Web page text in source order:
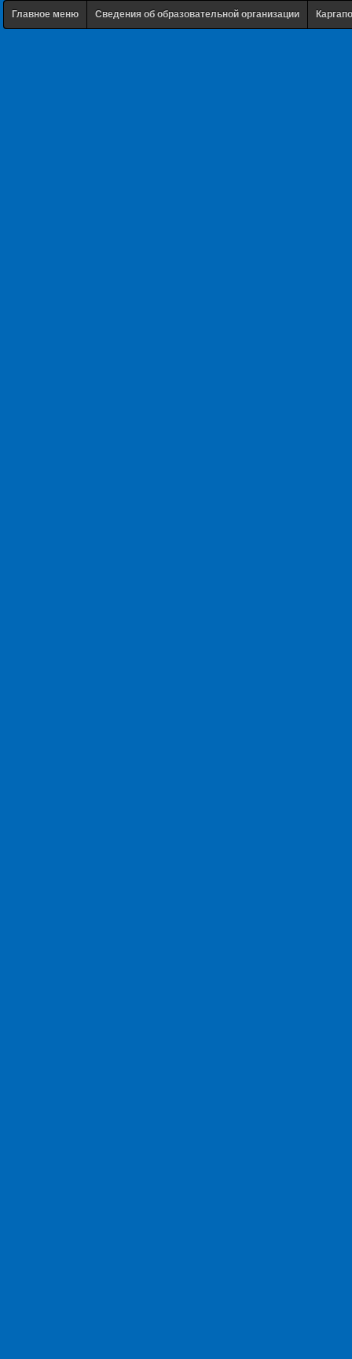
Главное меню Сведения об образовательной организации